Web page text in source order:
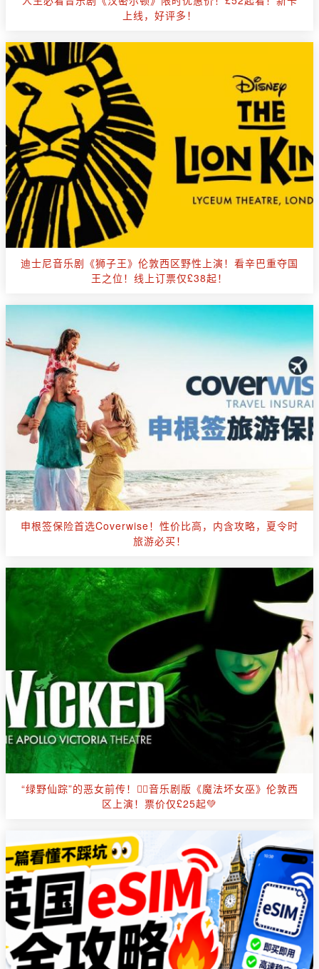
上线，好评多！
迪士尼音乐剧《狮子王》伦敦西区野性上演！看辛巴重夺国
王之位！线上订票仅£38起！
申根签保险首选Coverwise！性价比高，内含攻略，夏令时
旅游必买！
“绿野仙踪”的恶女前传！🧙‍♀️音乐剧版《魔法坏女巫》伦敦西
区上演！票价仅£25起💚